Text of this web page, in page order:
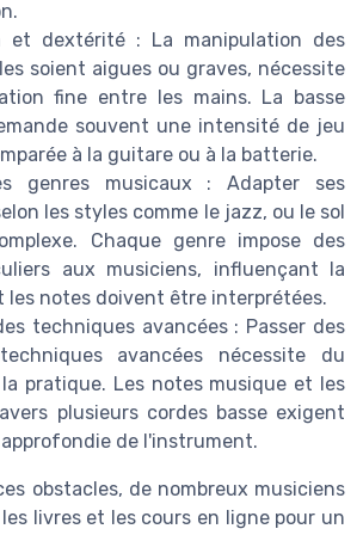
et dextérité : La manipulation des
soient aigues ou graves, nécessite
fine entre les mains. La basse
souvent une intensité de jeu
à la guitare ou à la batterie.
genres musicaux : Adapter ses
les styles comme le jazz, ou le sol
Chaque genre impose des
aux musiciens, influençant la
les notes doivent être interprétées.
techniques avancées : Passer des
avancées nécessite du
pratique. Les notes musique et les
plusieurs cordes basse exigent
de l'instrument.
obstacles, de nombreux musiciens
livres et les cours en ligne pour un